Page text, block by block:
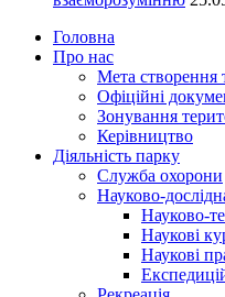
Головна
Про нас
Мета створення
Офіційні
Зонування
Керівництво
Діяльність парку
Служба охорони
Науково-
Науково-
Наукові
Наукові